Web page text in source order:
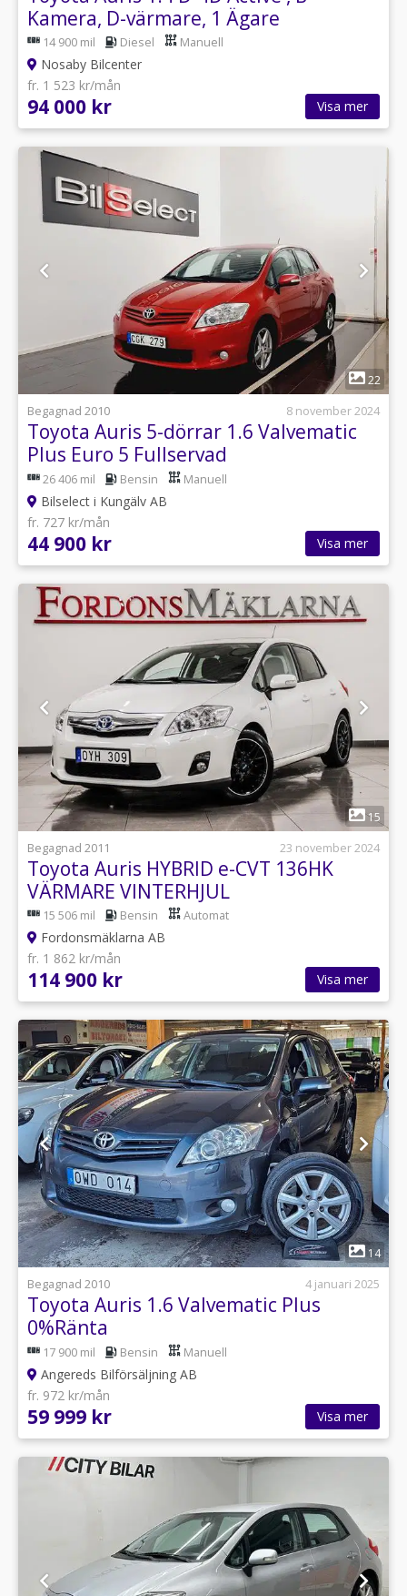
Kamera, D-värmare, 1 Ägare
14 900 mil Diesel Manuell
Nosaby Bilcenter
fr. 1 523 kr/mån
94 000 kr Visa mer
1
22
Begagnad 2010
8 november 2024
Toyota Auris 5-dörrar 1.6 Valvematic
Plus Euro 5 Fullservad
26 406 mil Bensin Manuell
Bilselect i Kungälv AB
fr. 727 kr/mån
44 900 kr Visa mer
1
15
Begagnad 2011
23 november 2024
Toyota Auris HYBRID e-CVT 136HK
VÄRMARE VINTERHJUL
15 506 mil Bensin Automat
Fordonsmäklarna AB
fr. 1 862 kr/mån
114 900 kr Visa mer
1
14
Begagnad 2010
4 januari 2025
Toyota Auris 1.6 Valvematic Plus
0%Ränta
17 900 mil Bensin Manuell
Angereds Bilförsäljning AB
fr. 972 kr/mån
59 999 kr Visa mer